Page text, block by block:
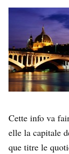
Cette info va
elle la capitale
que titre le